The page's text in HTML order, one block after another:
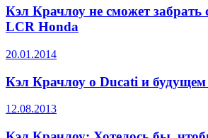
Кэл Крачлоу не сможет
LCR Honda
20.01.2014
Кэл Крачлоу о Ducati и
12.08.2013